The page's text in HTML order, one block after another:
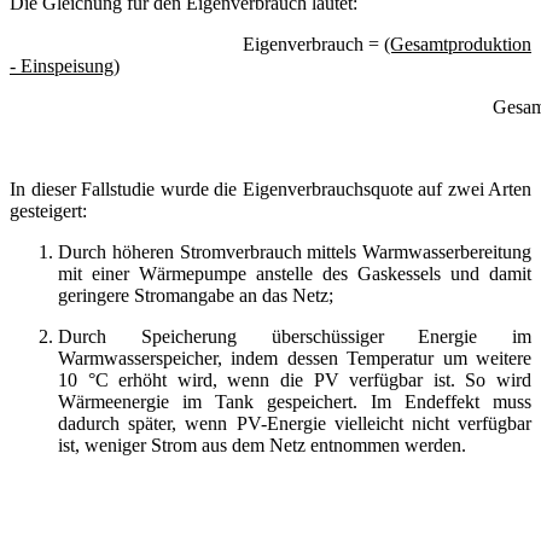
Eigenverbrauch = (Gesamtproduktion
- Einspeisung)
In dieser Fallstudie wurde die Eigenverbrauchsquote auf zwei Arten
gesteigert:
Durch höheren Stromverbrauch mittels Warmwasserbereitung
mit einer Wärmepumpe anstelle des Gaskessels und damit
geringere Stromangabe an das Netz;
Durch Speicherung überschüssiger Energie im
Warmwasserspeicher, indem dessen Temperatur um weitere
10 °C erhöht wird, wenn die PV verfügbar ist. So wird
Wärmeenergie im Tank gespeichert. Im Endeffekt muss
dadurch später, wenn PV-Energie vielleicht nicht verfügbar
ist, weniger Strom aus dem Netz entnommen werden.